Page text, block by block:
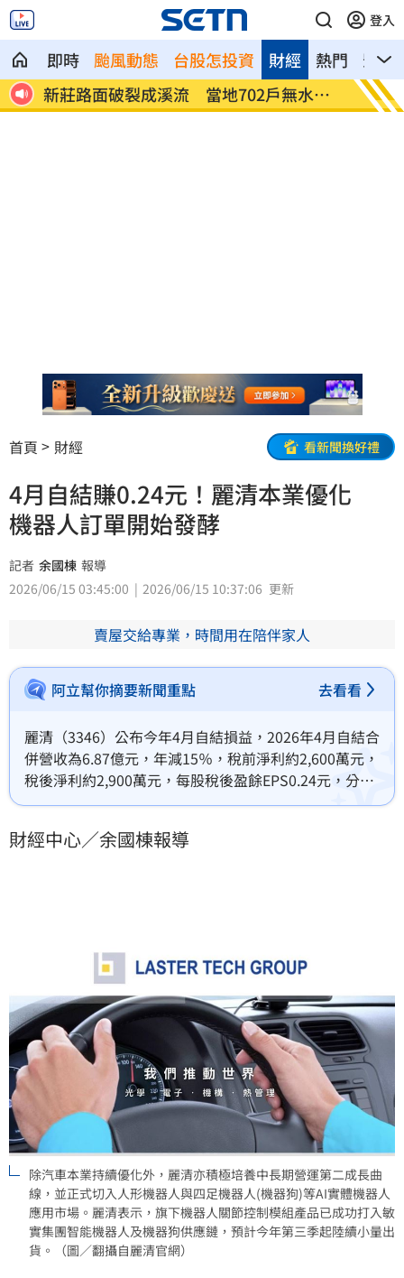
登入
即時 颱風動態 台股怎投資 熱門 影音
財經
10
新莊路面破裂成溪流 當地702戶無水可
用
台中
體
首頁 財經 看新聞換好禮
4月自結賺0.24元！麗清本業優化
機器人訂單開始發酵
記者 余國棟 報導
2026/06/15 03:45:00
2026/06/15 10:37:06 更新
賣屋交給專業，時間用在陪伴家人
阿立幫你摘要新聞重點 去看看
麗清（3346）公布今年4月自結損益，2026年4月自結合
併營收為6.87億元，年減15％，稅前淨利約2,600萬元，
稅後淨利約2,900萬元，每股稅後盈餘EPS0.24元，分別
年增150％、152％、152％。麗清戮力推動汽車事業接
使本業獲利能力仍保持穩健表現，2026年4月單月自結
財經中心／余國棟報導
除汽車本業持續優化外，麗清亦積極培養中長期營運第二成長曲
線，並正式切入人形機器人與四足機器人(機器狗)等AI實體機器人
應用市場。麗清表示，旗下機器人關節控制模組產品已成功打入敏
實集團智能機器人及機器狗供應鏈，預計今年第三季起陸續小量出
貨。（圖／翻攝自麗清官網）